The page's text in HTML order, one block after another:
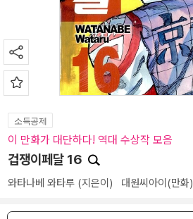
소득공제
이 만화가 대단하다! 역대 수상작 모음
겁쟁이페달 16
와타나베 와타루 (지은이) 대원씨아이(만화)